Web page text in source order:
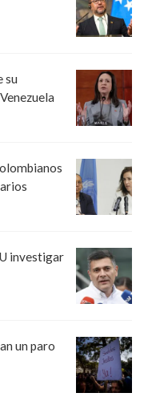
su
investigar
un paro